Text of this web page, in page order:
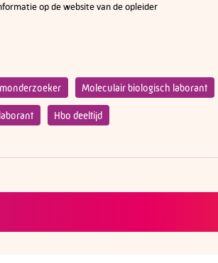
op de website van de opleider
Moleculair biologisch laborant
Hbo deeltijd